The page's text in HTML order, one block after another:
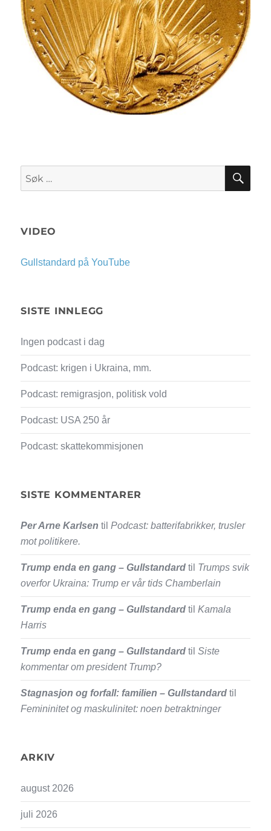
Søk
etter:
SØK
VIDEO
Gullstandard på YouTube
SISTE INNLEGG
Ingen podcast i dag
Podcast: krigen i Ukraina, mm.
Podcast: remigrasjon, politisk vold
Podcast: USA 250 år
Podcast: skattekommisjonen
SISTE KOMMENTARER
Per Arne Karlsen tilPodcast: batterifabrikker, trusler
mot politikere.
Trump enda en gang – Gullstandard til Trumps svik
overfor Ukraina: Trump er vår tids Chamberlain
Trump enda en gang – Gullstandard tilKamala
Harris
Trump enda en gang – Gullstandard tilSiste
kommentar om president Trump?
Stagnasjon og forfall: familien – Gullstandard til
Femininitet og maskulinitet: noen betraktninger
ARKIV
august 2026
juli 2026